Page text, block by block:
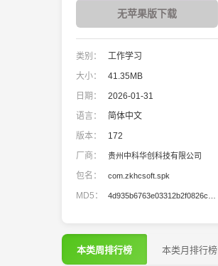
无苹果版下载
类别：
工作学习
大小：
41.35MB
日期：
2026-01-31
语言：
简体中文
版本：
172
厂商：
贵州中科华创科技有限公司
包名： com.zkhcsoft.spk
MD5：
本类周排行榜 本类月排行榜